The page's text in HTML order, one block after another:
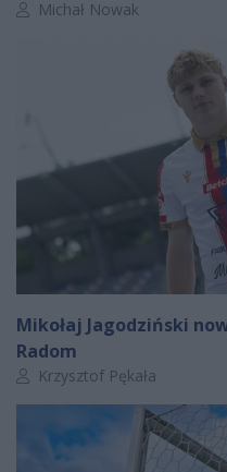
Autor artykułu:
Michał Nowak
Mikołaj Jagodziński
Radom
Autor artykułu:
Krzysztof Pękała